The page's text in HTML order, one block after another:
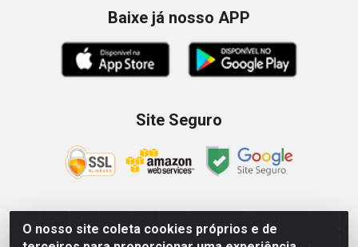
O nosso site coleta cookies próprios e de
Baixe já nosso APP
Site Seguro
Zein Importação e Comércio LTDA - Av. Senador Queiróz, 274